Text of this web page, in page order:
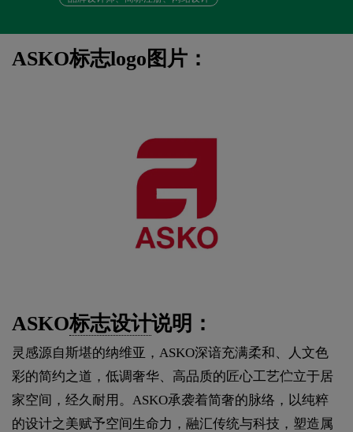
ASKO标志logo图片：
ASKO标志设计说明：
灵感源自斯堪的纳维亚，ASKO深谙充满柔和、人文色
彩的简约之道，低调奢华、高品质的匠心工艺伫立于居
家空间，经久耐用。ASKO承袭着简奢的脉络，以纯粹
的设计之美赋予空间生命力，融汇传统与科技，塑造属